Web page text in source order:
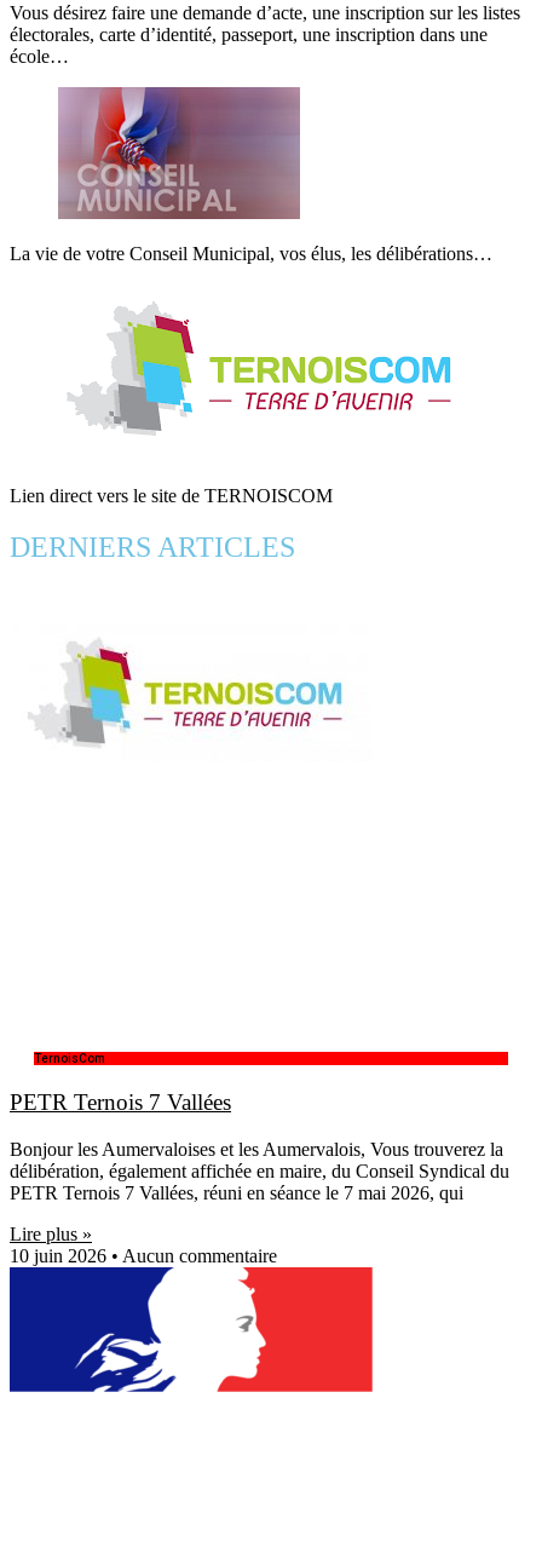
Vous désirez faire une demande d’acte, une inscription sur les listes
électorales, carte d’identité, passeport, une inscription dans une
école…
La vie de votre Conseil Municipal, vos élus, les délibérations…
Lien direct vers le site de TERNOISCOM
DERNIERS ARTICLES
TernoisCom
PETR Ternois 7 Vallées
Bonjour les Aumervaloises et les Aumervalois, Vous trouverez la
délibération, également affichée en maire, du Conseil Syndical du
PETR Ternois 7 Vallées, réuni en séance le 7 mai 2026, qui
Lire plus »
10 juin 2026
Aucun commentaire